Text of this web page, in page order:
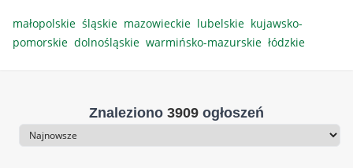
małopolskie śląskie mazowieckie lubelskie kujawsko-
pomorskie dolnośląskie warmińsko-mazurskie łódzkie
Znaleziono 3909 ogłoszeń
Sortowanie